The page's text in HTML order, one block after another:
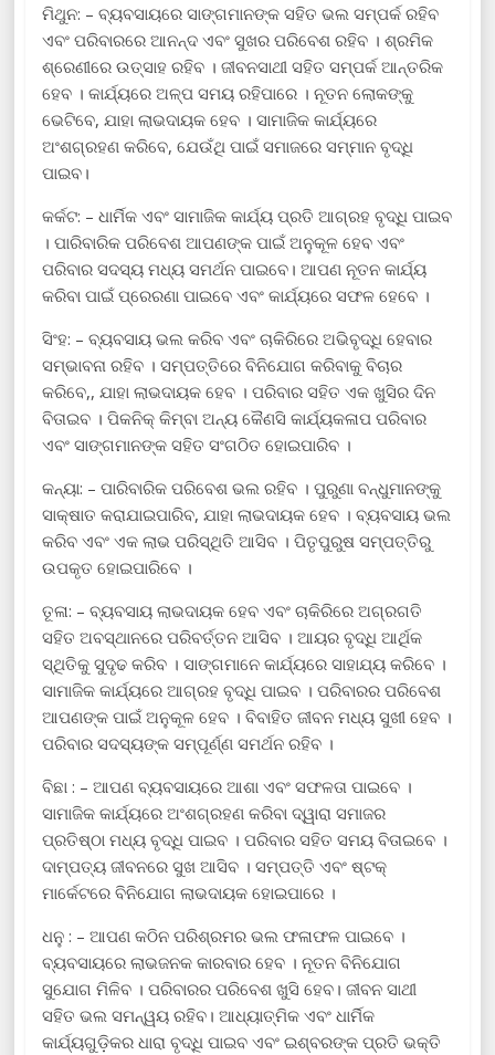
ମିଥୁନ: – ବ୍ୟବସାୟରେ ସାଙ୍ଗମାନଙ୍କ ସହିତ ଭଲ ସମ୍ପର୍କ ରହିବ
ଏବଂ ପରିବାରରେ ଆନନ୍ଦ ଏବଂ ସୁଖର ପରିବେଶ ରହିବ । ଶ୍ରମିକ
ଶ୍ରେଣୀରେ ଉତ୍ସାହ ରହିବ । ଜୀବନସାଥୀ ସହିତ ସମ୍ପର୍କ ଆନ୍ତରିକ
ହେବ । କାର୍ଯ୍ୟରେ ଅଳ୍ପ ସମୟ ରହିପାରେ । ନୂତନ ଲୋକଙ୍କୁ
ଭେଟିବେ, ଯାହା ଲାଭଦାୟକ ହେବ । ସାମାଜିକ କାର୍ଯ୍ୟରେ
ଅଂଶଗ୍ରହଣ କରିବେ, ଯେଉଁଥି ପାଇଁ ସମାଜରେ ସମ୍ମାନ ବୃଦ୍ଧି
ପାଇବ।
କର୍କଟ: – ଧାର୍ମିକ ଏବଂ ସାମାଜିକ କାର୍ଯ୍ୟ ପ୍ରତି ଆଗ୍ରହ ବୃଦ୍ଧି ପାଇବ
। ପାରିବାରିକ ପରିବେଶ ଆପଣଙ୍କ ପାଇଁ ଅନୁକୂଳ ହେବ ଏବଂ
ପରିବାର ସଦସ୍ୟ ମଧ୍ୟ ସମର୍ଥନ ପାଇବେ। ଆପଣ ନୂତନ କାର୍ଯ୍ୟ
କରିବା ପାଇଁ ପ୍ରେରଣା ପାଇବେ ଏବଂ କାର୍ଯ୍ୟରେ ସଫଳ ହେବେ ।
ସିଂହ: – ବ୍ୟବସାୟ ଭଲ କରିବ ଏବଂ ଚାକିରିରେ ଅଭିବୃଦ୍ଧି ହେବାର
ସମ୍ଭାବନା ରହିବ । ସମ୍ପତ୍ତିରେ ବିନିଯୋଗ କରିବାକୁ ବିଚାର
କରିବେ,, ଯାହା ଲାଭଦାୟକ ହେବ । ପରିବାର ସହିତ ଏକ ଖୁସିର ଦିନ
ବିତାଇବ । ପିକନିକ୍ କିମ୍ବା ଅନ୍ୟ କୈଣସି କାର୍ଯ୍ୟକଳାପ ପରିବାର
ଏବଂ ସାଙ୍ଗମାନଙ୍କ ସହିତ ସଂଗଠିତ ହୋଇପାରିବ ।
କନ୍ୟା: – ପାରିବାରିକ ପରିବେଶ ଭଲ ରହିବ । ପୁରୁଣା ବନ୍ଧୁମାନଙ୍କୁ
ସାକ୍ଷାତ କରାଯାଇପାରିବ, ଯାହା ଲାଭଦାୟକ ହେବ । ବ୍ୟବସାୟ ଭଲ
କରିବ ଏବଂ ଏକ ଲାଭ ପରିସ୍ଥିତି ଆସିବ । ପିତୃପୁରୁଷ ସମ୍ପତ୍ତିରୁ
ଉପକୃତ ହୋଇପାରିବେ ।
ତୂଳା: – ବ୍ୟବସାୟ ଲାଭଦାୟକ ହେବ ଏବଂ ଚାକିରିରେ ଅଗ୍ରଗତି
ସହିତ ଅବସ୍ଥାନରେ ପରିବର୍ତ୍ତନ ଆସିବ । ଆୟର ବୃଦ୍ଧି ଆର୍ଥିକ
ସ୍ଥିତିକୁ ସୁଦୃଢ କରିବ । ସାଙ୍ଗମାନେ କାର୍ଯ୍ୟରେ ସାହାଯ୍ୟ କରିବେ ।
ସାମାଜିକ କାର୍ଯ୍ୟରେ ଆଗ୍ରହ ବୃଦ୍ଧି ପାଇବ । ପରିବାରର ପରିବେଶ
ଆପଣଙ୍କ ପାଇଁ ଅନୁକୂଳ ହେବ । ବିବାହିତ ଜୀବନ ମଧ୍ୟ ସୁଖୀ ହେବ ।
ପରିବାର ସଦସ୍ୟଙ୍କ ସମ୍ପୂର୍ଣ୍ଣ ସମର୍ଥନ ରହିବ ।
ବିଛା : – ଆପଣ ବ୍ୟବସାୟରେ ଆଶା ଏବଂ ସଫଳତା ପାଇବେ ।
ସାମାଜିକ କାର୍ଯ୍ୟରେ ଅଂଶଗ୍ରହଣ କରିବା ଦ୍ୱାରା ସମାଜର
ପ୍ରତିଷ୍ଠା ମଧ୍ୟ ବୃଦ୍ଧି ପାଇବ । ପରିବାର ସହିତ ସମୟ ବିତାଇବେ ।
ଦାମ୍ପତ୍ୟ ଜୀବନରେ ସୁଖ ଆସିବ । ସମ୍ପତ୍ତି ଏବଂ ଷ୍ଟକ୍
ମାର୍କେଟରେ ବିନିଯୋଗ ଲାଭଦାୟକ ହୋଇପାରେ ।
ଧନୁ : – ଆପଣ କଠିନ ପରିଶ୍ରମର ଭଲ ଫଳାଫଳ ପାଇବେ ।
ବ୍ୟବସାୟରେ ଲାଭଜନକ କାରବାର ହେବ । ନୂତନ ବିନିଯୋଗ
ସୁଯୋଗ ମିଳିବ । ପରିବାରର ପରିବେଶ ଖୁସି ହେବ। ଜୀବନ ସାଥୀ
ସହିତ ଭଲ ସମନ୍ୱୟ ରହିବ। ଆଧ୍ୟାତ୍ମିକ ଏବଂ ଧାର୍ମିକ
କାର୍ଯ୍ୟଗୁଡ଼ିକର ଧାରା ବୃଦ୍ଧି ପାଇବ ଏବଂ ଇଶ୍ବରଙ୍କ ପ୍ରତି ଭକ୍ତି